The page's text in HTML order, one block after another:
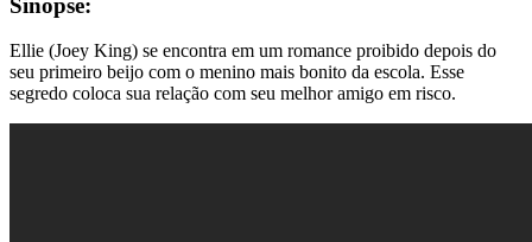
Ellie (Joey King) se encontra em um romance proibido depois do
seu primeiro beijo com o menino mais bonito da escola. Esse
segredo coloca sua relação com seu melhor amigo em risco.